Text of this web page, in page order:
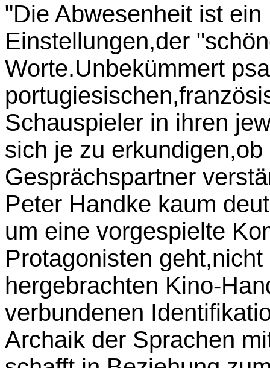
"Die Abwesenheit ist
Einstellungen,der
Worte.Unbekümmert
Schauspieler in ihren
sich je zu
Gesprächspartner
Peter Handke kaum
um eine vorgespielte
Protagonisten
hergebrachten Kino-
verbundenen
Archaik der Sprachen